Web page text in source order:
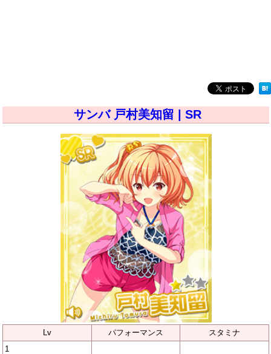
サンバ 戸村美知留 | SR
Lv パフォーマンス
スタミナ
1